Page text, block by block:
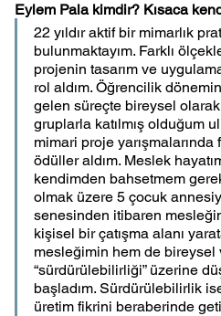
Eylem Pala kimdir? Kısaca
22 yıldır aktif bir mimarlık
bulunmaktayım. Farklı
projenin tasarım ve
rol aldım. Öğrencilik
gelen süreçte bireysel olarak
gruplarla katılmış olduğum
mimari proje yarışmalarında
ödüller aldım. Meslek
kendimden bahsetmem
olmak üzere 5 çocuk
senesinden itibaren
kişisel bir çatışma alanı
mesleğimin hem de
“sürdürülebilirliği” üzerine
başladım. Sürdürülebilirlik
üretim fikrini beraberinde